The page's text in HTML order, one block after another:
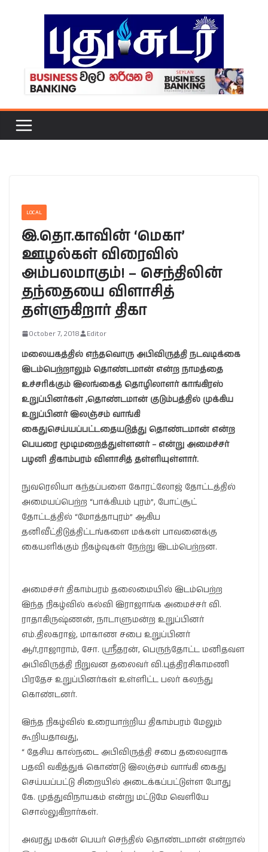
LOCAL
இ.தொ.காவின் ‘மெகா’
ஊழல்கள் விரைவில்
அம்பலமாகும்! – செந்திலின்
தந்தையை விளாசித்
தள்ளுகிறார் திகா
October 7, 2018 Editor
மலையகத்தில் எந்தவொரு அபிவிருத்தி நடவடிக்கை
இடம்பெற்றாலும் தொண்டமான் என்ற நாமத்தை
உச்சரிக்கும் இலங்கைத் தொழிலாளர் காங்கிரஸ்
உறுப்பினர்கள் ,தொண்டமான் குடும்பத்தில் முக்கிய
உறுப்பினர் இலஞ்சம் வாங்கி
கைதுசெய்யப்பட்டதையடுத்து தொண்டமான் என்ற
பெயரை மூடிமறைத்துள்ளனர் – என்று அமைச்சர்
பழனி திகாம்பரம் விளாசித் தள்ளியுள்ளார்.
நுவரெலியா கந்தப்பளை கோரட்லோஜ் தோட்டத்தில்
அமையப்பெற்ற “பாக்கியம் புரம்”, போட்சூட்
தோட்டத்தில் “மோத்தாபுரம்” ஆகிய
தனிவீட்திடுத்திட்டங்களை மக்கள் பாவனைக்கு
கையளிக்கும் நிகழ்வுகள் நேற்று இடம்பெற்றன.
அமைச்சர் திகாம்பரம் தலைமையில் இடம்பெற்ற
இந்த நிகழ்வில் கல்வி இராஜாங்க அமைச்சர் வி.
ராதாகிருஷ்ணன், நாடாளுமன்ற உறுப்பினர்
எம்.திலகராஜ், மாகாண சபை உறுப்பினர்
ஆர்,ராஜாராம், சோ. ஸ்ரீதரன், பெருந்தோட்ட மனிதவள
அபிவிருத்தி நிறுவன தலைவர் வி.புத்திரசிகாமணி
பிரதேச உறுப்பினர்கள் உள்ளிட்ட பலர் கலந்து
கொண்டனர்.
இந்த நிகழ்வில் உரையாற்றிய திகாம்பரம் மேலும்
கூறியதாவது,
“ தேசிய கால்நடை அபிவிருத்தி சபை தலைவராக
பதவி வகித்துக் கொண்டு இலஞ்சம் வாங்கி கைது
செய்யப்பட்டு சிறையில் அடைக்கப்பட்டுள்ள போது
கே. முத்துவிநாயகம் என்று மட்டுமே வெளியே
சொல்லுகிறார்கள்.
அவரது மகன் பெயர் செந்தில் தொண்டமான் என்றால்